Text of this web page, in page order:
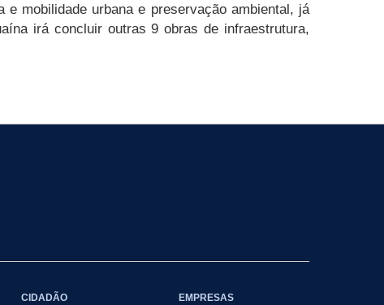
mobilidade urbana e preservação ambiental, já
irá concluir outras 9 obras de infraestrutura,
CIDADÃO EMPRESAS